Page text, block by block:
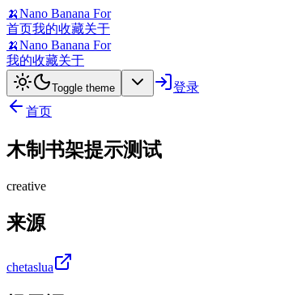
🍌Nano Banana For
首页我的收藏关于
🍌Nano Banana For
我的收藏关于
Toggle theme
登录
首页
木制书架提示测试
creative
来源
chetaslua